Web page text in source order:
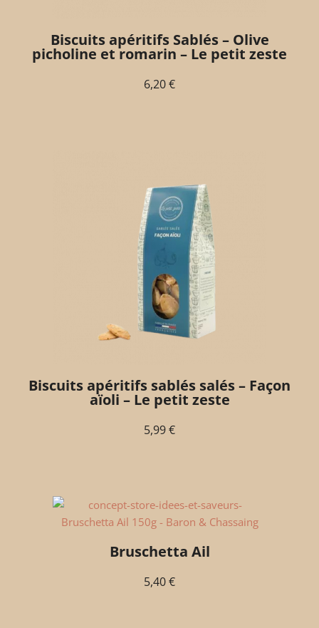
Biscuits apéritifs Sablés – Olive
picholine et romarin – Le petit zeste
6,20€
Biscuits apéritifs sablés salés – Façon
aïoli – Le petit zeste
5,99€
Bruschetta Ail
5,40€